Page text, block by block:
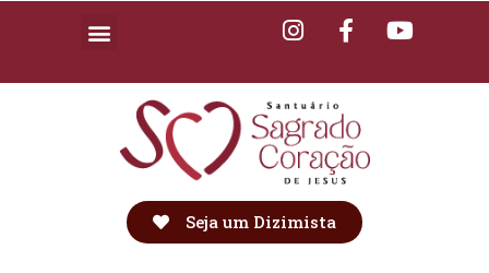
Seja um Dizimista